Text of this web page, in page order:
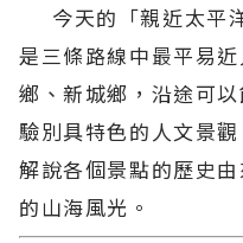
今天的「親近太平
是三條路線中最平易
鄉、新城鄉，沿途可
驗別具特色的人文景
解說各個景點的歷史
的山海風光。